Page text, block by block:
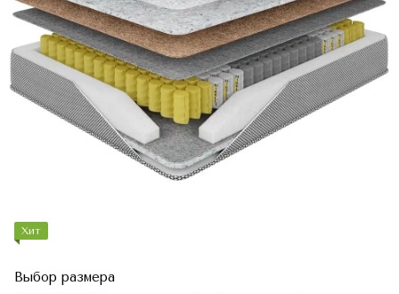
Хит
Выбор размера